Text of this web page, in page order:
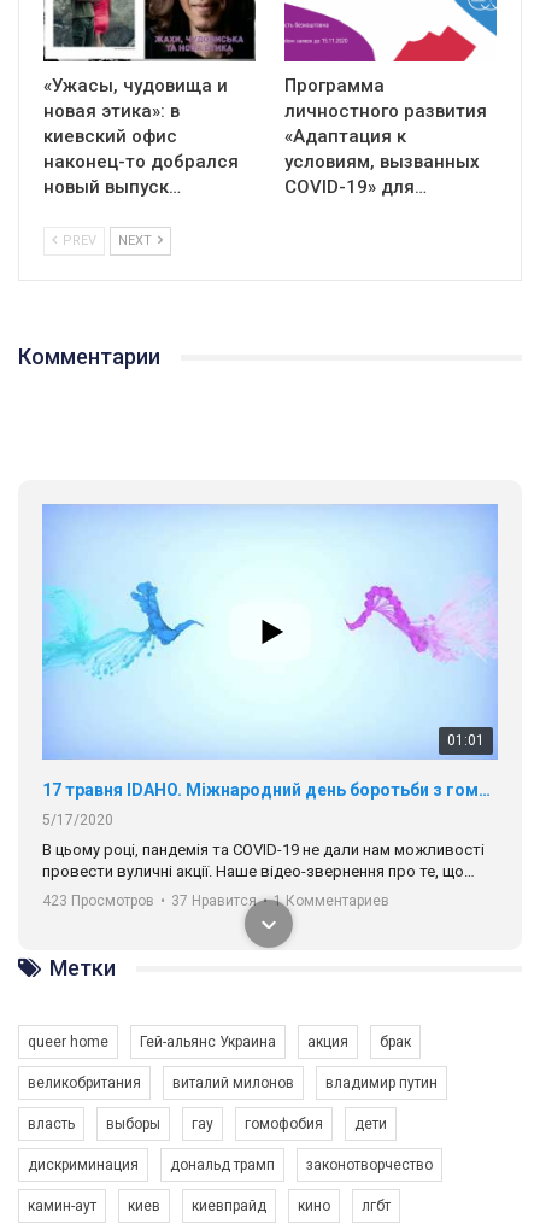
«Ужасы, чудовища и
новая этика»: в
киевский офис
наконец-то добрался
новый выпуск…
Программа
личностного развития
«Адаптация к
условиям, вызванных
СOVID-19» для…
PREV NEXT
Комментарии
01:01
17 травня IDAHO. Міжнародний день боротьби з гомофобією трансфобією і біфобія.
5/17/2020
В цьому році, пандемія та COVІD-19 не дали нам можливості
провести вуличні акції. Наше відео-звернення про те, що
навіть коли ми у різних містах та не можемо зустрінеться, ми
разом. Ми закликаємо всіх хто поділяє цінності рівності та
солідарності, приєднатися до нас. Регіональні підрозділи
ГАУ є в 16 областях України.
Разом наш голос лунає гучніше!
423 Просмотров • 37 Нравится • 1 Комментариев
Метки
queer home Гей-альянс Украина акция брак
великобритания виталий милонов владимир путин
власть выборы гау гомофобия дети
дискриминация дональд трамп законотворчество
камин-аут киев киевпрайд кино лгбт